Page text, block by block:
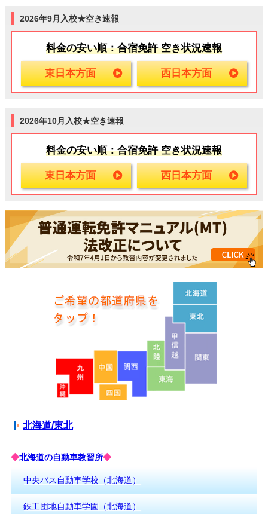
2026年9月入校★空き速報
料金の安い順：合宿免許 空き状況速報
東日本方面 西日本方面
2026年10月入校★空き速報
料金の安い順：合宿免許 空き状況速報
東日本方面 西日本方面
北海道/東北
◆北海道の自動車教習所◆
中央バス自動車学校（北海道）
鉄工団地自動車学園（北海道）